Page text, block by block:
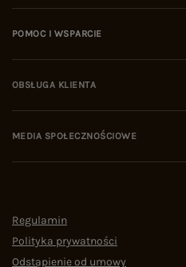
POMOC I WSPARCIE
OBSŁUGA KLIENTA
MEDIA SPOŁECZNOŚCIOWE
Regulamin
Polityka prywatności
Odstąpienie od umowy